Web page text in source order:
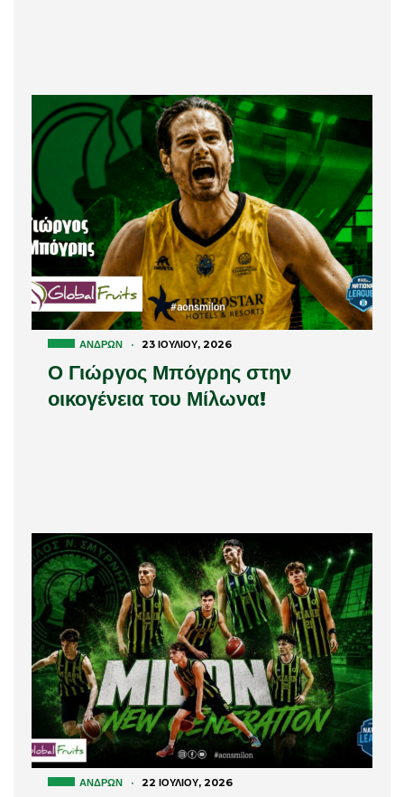
ΑΝΔΡΏΝ · 23 ΙΟΥΛΊΟΥ, 2026
Ο Γιώργος Μπόγρης στην
οικογένεια του Μίλωνα!
ΑΝΔΡΏΝ · 22 ΙΟΥΛΊΟΥ, 2026